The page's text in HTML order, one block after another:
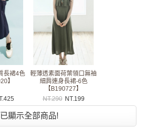
長裙4色
】
425
輕薄透素面荷葉領口無袖
細肩連身長裙-6色
【B190727】
NT.290 NT.199
已顯示全部商品!